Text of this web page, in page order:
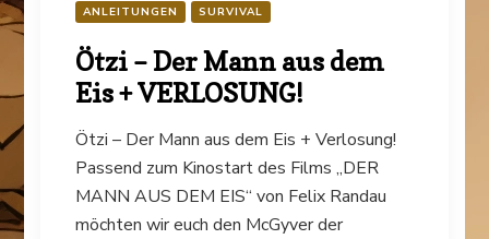
ANLEITUNGEN SURVIVAL
Ötzi – Der Mann aus dem
Eis + VERLOSUNG!
Ötzi – Der Mann aus dem Eis + Verlosung!
Passend zum Kinostart des Films „DER
MANN AUS DEM EIS“ von Felix Randau
möchten wir euch den McGyver der